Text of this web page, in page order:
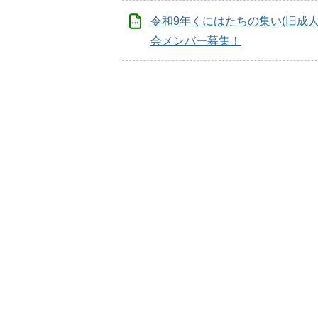
令和9年くにはたちの集い(旧成
会メンバー募集！